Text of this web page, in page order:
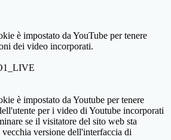
è impostato da YouTube per tenere
dei video incorporati.
è impostato da Youtube per tenere
per i video di Youtube incorporati
se il visitatore del sito web sta
versione dell'interfaccia di